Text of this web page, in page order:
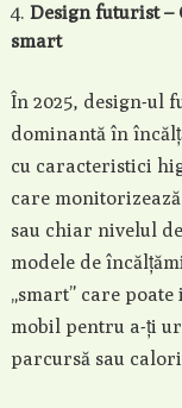
Design futurist
smart
În 2025, design-ul
dominantă în
cu caracteristici
care
sau chiar nivelul
modele de
„smart” care
mobil pentru a-ți
parcursă sau